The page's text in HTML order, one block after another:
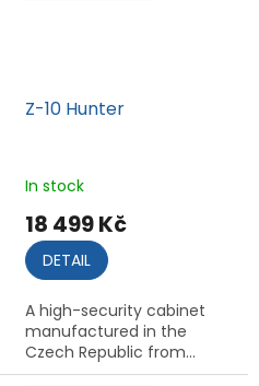
Z-10 Hunter
In stock
18 499 Kč
DETAIL
A high-security cabinet
manufactured in the
Czech Republic from...